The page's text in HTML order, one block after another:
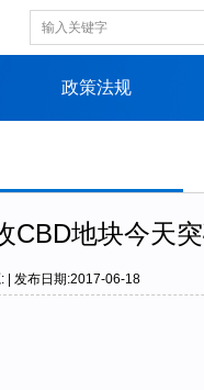
政策法规
CBD地块今天
| 发布日期:2017-06-18